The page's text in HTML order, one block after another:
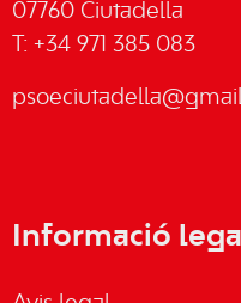
07760 Ciutadella
T: +34 971 385 083
Informació